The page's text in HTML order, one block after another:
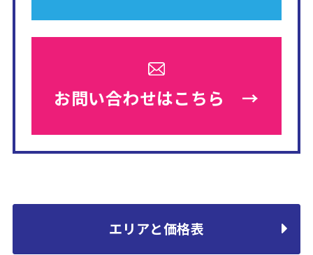
お問い合わせはこちら →
エリアと価格表